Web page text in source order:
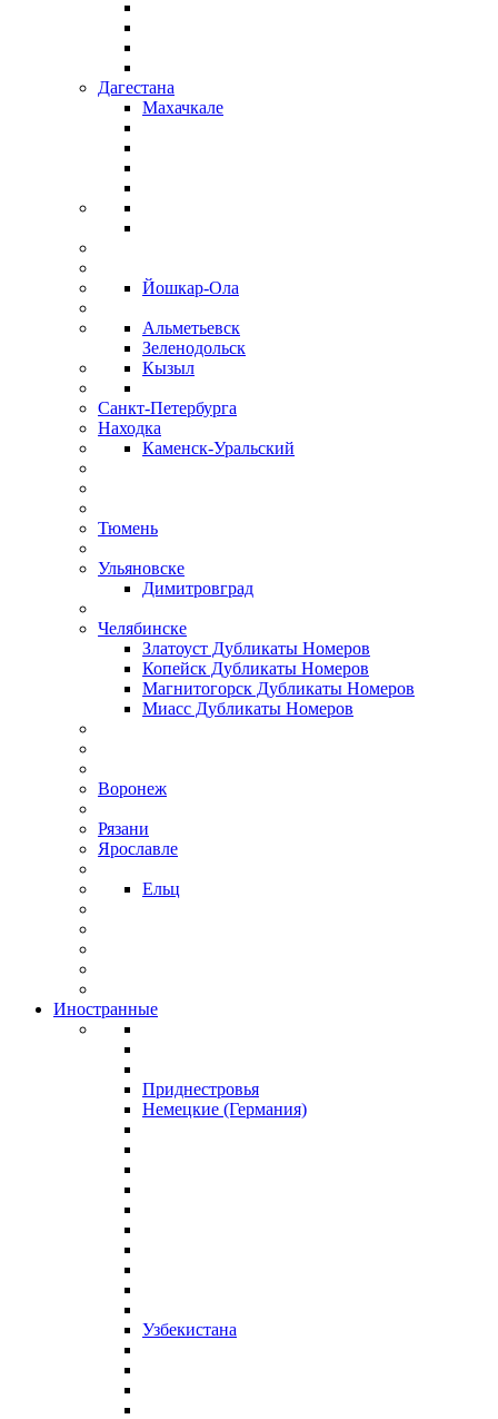
Дагестана
Махачкале
Йошкар-Ола
Альметьевск
Зеленодольск
Кызыл
Санкт-Петербурга
Находка
Каменск-Уральский
Тюмень
Ульяновске
Димитровград
Челябинске
Златоуст Дубликаты Номеров
Копейск Дубликаты Номеров
Магнитогорск Дубликаты Номеров
Миасс Дубликаты Номеров
Воронеж
Рязани
Ярославле
Ельц
Иностранные
Приднестровья
Немецкие (Германия)
Узбекистана